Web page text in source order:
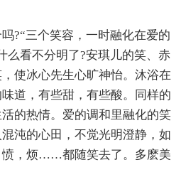
?“三个笑容，一时融化在爱的
么看不分明了?安琪儿的笑、赤
使冰心先生心旷神怡。沐浴在
道，有些甜，有些酸。同样的
的热情。爱的调和里融化的笑
沌的心田，不觉光明澄静，如
愤，烦……都随笑去了。多麽美